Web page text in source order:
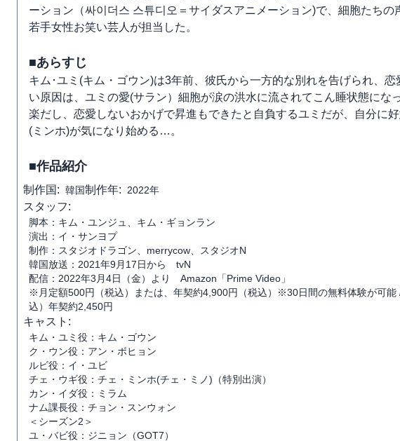
ーション（싸이더스 스튜디오＝サイダスアニメーション)で、細胞たち
若手女性お笑い芸人が担当した。
■あらすじ
キム･ユミ(キム・ゴウン)は3年前、彼氏から一方的な別れを告げられ、
い原因は、ユミの愛(サラン）細胞が涙の洪水に流されてこん睡状態にな
楽だし、恋愛しないおかげで昇進もできたと自負するユミだが、自分に
(ミンホ)が気になり始める…。
■作品紹介
制作国: 韓国制作年: 2022年
スタッフ:
脚本：キム・ユンジュ、キム・ギョンラン
演出：イ・サンヨプ
制作：スタジオドラゴン、merrycow、スタジオN
韓国放送：2021年9月17日から tvN
配信：2022年3月4日（金）より Amazon「Prime Video」
※月定額500円（税込）または、年契約4,900円（税込）※30日間の無料体験が可
込）年契約2,450円
キャスト:
キム・ユミ役：キム・ゴウン
ク・ウン役：アン・ボヒョン
ルビ役：イ・ユビ
チェ・ウギ役：チェ・ミンホ(チェ・ミノ)（特別出演）
カン・イダ役：ミラム
ナム課長役：チョン・スンウォン
＜シーズン2＞
ユ・バビ役：ジニョン（GOT7）